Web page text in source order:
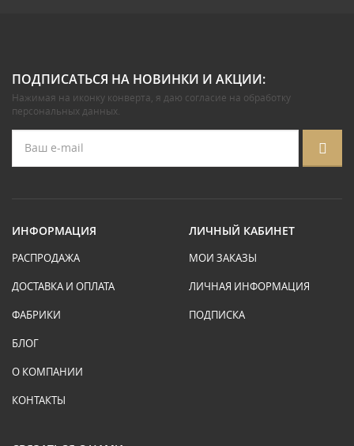
ПОДПИСАТЬСЯ НА НОВИНКИ И АКЦИИ:
Нажимая на иконку конверта, я даю согласие на обработку
персональных данных.
ИНФОРМАЦИЯ
РАСПРОДАЖА
ДОСТАВКА И ОПЛАТА
ФАБРИКИ
БЛОГ
О КОМПАНИИ
КОНТАКТЫ
ЛИЧНЫЙ КАБИНЕТ
МОИ ЗАКАЗЫ
ЛИЧНАЯ ИНФОРМАЦИЯ
ПОДПИСКА